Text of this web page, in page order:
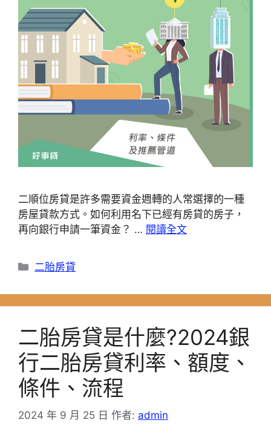
二順位房貸是許多需要資金週轉的人常選擇的一種
房屋貸款方式。如何利用名下已經有房貸的房子，
再向銀行申請一筆資金？ … 閱讀全文
分
二胎房貸
二胎房貸是什麼?2024銀
行二胎房貸利率、額度、
條件、流程
2024 年 9 月 25 日 作者: admin